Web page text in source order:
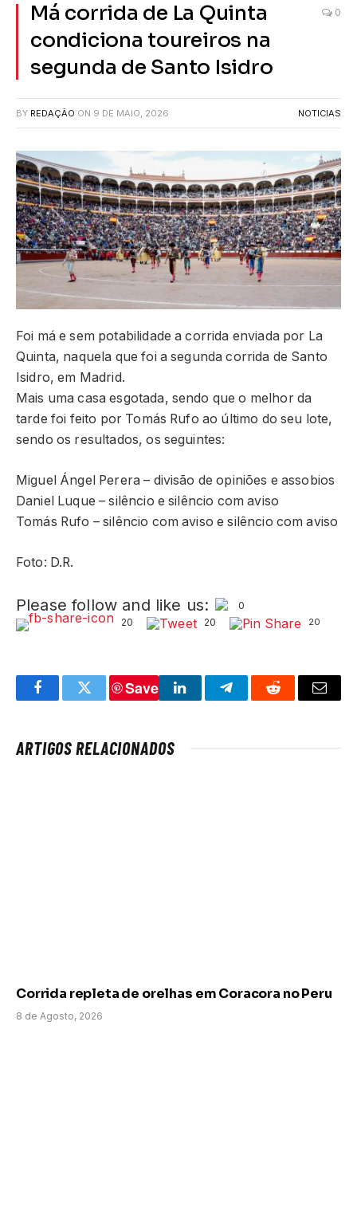
Má corrida de La Quinta
condiciona toureiros na
segunda de Santo Isidro
0
BY REDAÇÃO ON 9 DE MAIO, 2026 NOTICIAS
Foi má e sem potabilidade a corrida enviada por La
Quinta, naquela que foi a segunda corrida de Santo
Isidro, em Madrid.
Mais uma casa esgotada, sendo que o melhor da
tarde foi feito por Tomás Rufo ao último do seu lote,
sendo os resultados, os seguintes:
Miguel Ángel Perera – divisão de opiniões e assobios
Daniel Luque – silêncio e silêncio com aviso
Tomás Rufo – silêncio com aviso e silêncio com aviso
Foto: D.R.
Please follow and like us:
0
20
20 20
FacebookTwitter
Save
LinkedInTelegramReddit Email
ARTIGOS RELACIONADOS
Corrida repleta de orelhas em Coracora no Peru
8 de Agosto, 2026